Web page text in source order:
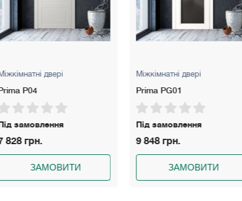
Міжкімнатні двері
Prima PG01
Під замовлення
9 848 грн.
ЗАМОВИТИ
Міжкімнатні двері
Двері Laminia LA-04 Dooris
Ламінатин · Сосна зимня
На складі
6 111 грн. 6 565 грн.
ЗАМОВИТИ